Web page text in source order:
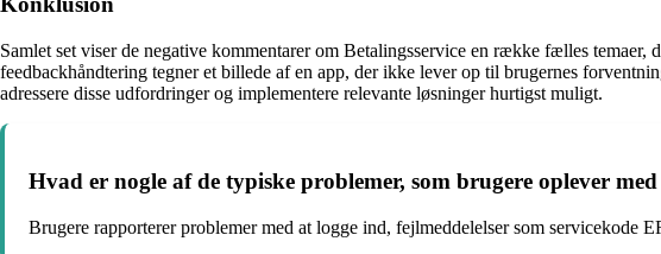
Samlet set viser de negative kommentarer om Betalingsservice en række fælles
feedbackhåndtering tegner et billede af en app, der ikke lever op til brugernes
adressere disse udfordringer og implementere relevante løsninger hurtigst muligt.
Hvad er nogle af de typiske problemer, som brugere oplever
Brugere rapporterer problemer med at logge ind, fejlmeddelelser som